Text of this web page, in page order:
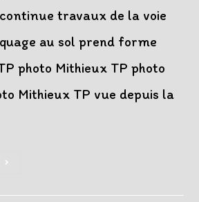
travaux de la voie
au sol prend forme
photo Mithieux TP photo
Mithieux TP vue depuis la
Phase